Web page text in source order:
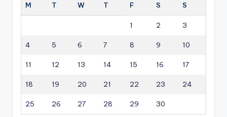
M
T W T F S S
1 2 3
4 5 6 7 8 9 10
11 12 13 14 15 16 17
18 19 20 21 22 23 24
25 26 27 28 29 30